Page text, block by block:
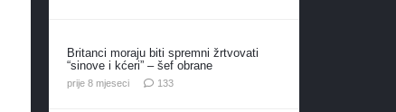
Britanci moraju biti spremni žrtvovati
“sinove i kćeri” – šef obrane
prije 8 mjeseci 133komentara